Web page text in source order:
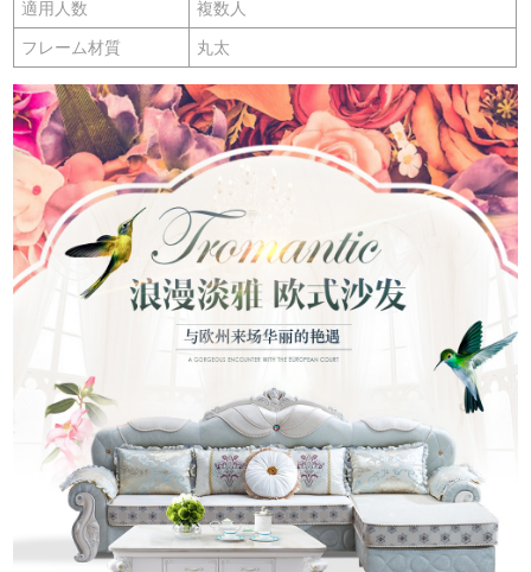
適用人数 複数人
フレーム材質 丸太